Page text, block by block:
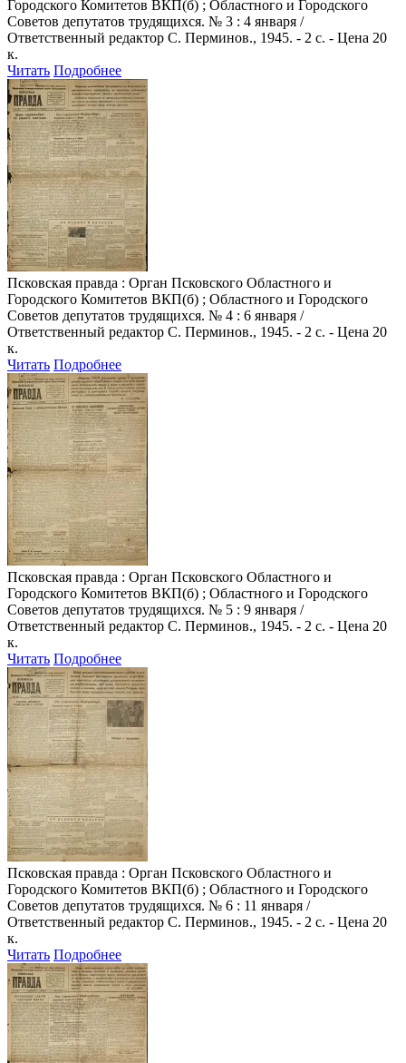
Городского Комитетов ВКП(б) ; Областного и Городского
Советов депутатов трудящихся. № 3 : 4 января /
Ответственный редактор С. Перминов., 1945. - 2 с. - Цена 20
к.
Читать Подробнее
Псковская правда : Орган Псковского Областного и
Городского Комитетов ВКП(б) ; Областного и Городского
Советов депутатов трудящихся. № 4 : 6 января /
Ответственный редактор С. Перминов., 1945. - 2 с. - Цена 20
к.
Читать Подробнее
Псковская правда : Орган Псковского Областного и
Городского Комитетов ВКП(б) ; Областного и Городского
Советов депутатов трудящихся. № 5 : 9 января /
Ответственный редактор С. Перминов., 1945. - 2 с. - Цена 20
к.
Читать Подробнее
Псковская правда : Орган Псковского Областного и
Городского Комитетов ВКП(б) ; Областного и Городского
Советов депутатов трудящихся. № 6 : 11 января /
Ответственный редактор С. Перминов., 1945. - 2 с. - Цена 20
к.
Читать Подробнее